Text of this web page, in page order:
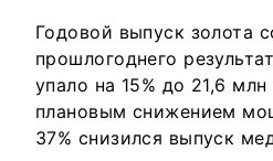
Годовой выпуск золота
прошлогоднего
упало на 15% до 21,6
плановым снижением
37% снизился выпуск